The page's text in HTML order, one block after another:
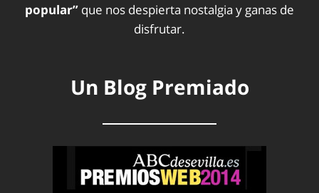
popular” que nos despierta nostalgia y ganas de
disfrutar.
Un Blog Premiado